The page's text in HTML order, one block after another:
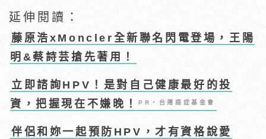
延伸閱讀：
藤原浩xMoncler全新聯名閃電登場，王陽
明&蔡詩芸搶先著用！
立即諮詢HPV！是對自己健康最好的投
資，把握現在不嫌晚！PR・台灣癌症基金會
伴侶和妳一起預防HPV，才有資格說愛